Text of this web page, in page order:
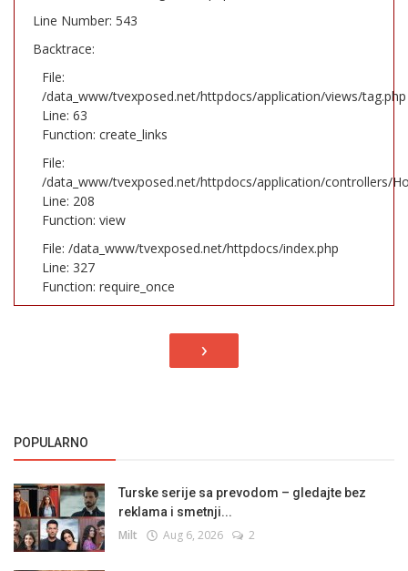
Line Number: 543
Backtrace:
File:
/data_www/tvexposed.net/httpdocs/application/views/tag.php
Line: 63
Function: create_links
File:
/data_www/tvexposed.net/httpdocs/application/controllers/
Line: 208
Function: view
File: /data_www/tvexposed.net/httpdocs/index.php
Line: 327
Function: require_once
›
POPULARNO
Turske serije sa prevodom – gledajte bez
reklama i smetnji...
Milt Aug 6, 2026 2